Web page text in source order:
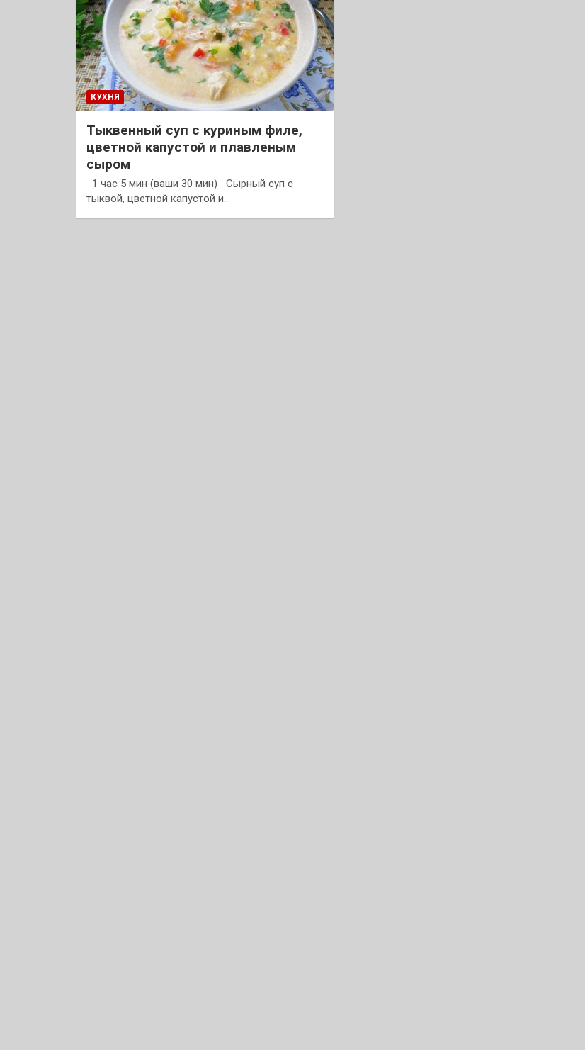
КУХНЯ
Тыквенный суп с куриным филе,
цветной капустой и плавленым
сыром
1 час 5 мин (ваши 30 мин) Сырный суп с
тыквой, цветной капустой и…